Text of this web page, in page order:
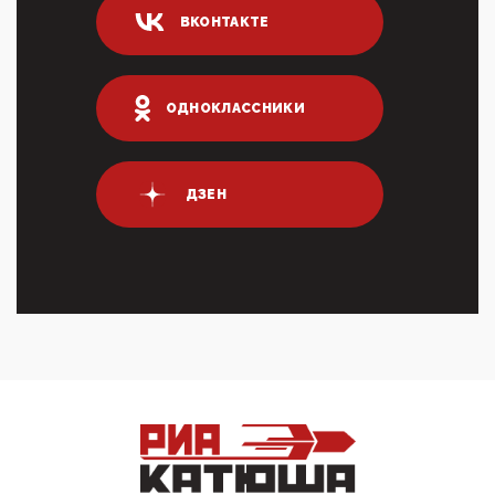
ИНН для переводов по СБП это первый шаг из
логических двухЗаполнение ИНН при любых
переводах по ...
03:35, 10 Апреля 2026
Суммарное вознаграждение менеджменту в 15
крупных банках по итогам 2025 года превысило 63
03:01, 10 Апреля 2026
Террорист и убийца Буданов вальяжно сообщил,
что союзники просили Киев не наносить удары по
входМошенники активно пользуются аккаунтами на
Госуслугах уме...
12:01, 10 Апреля 2026
ВКОНТАКТЕ
ОДНОКЛАССНИКИ
ДЗЕН